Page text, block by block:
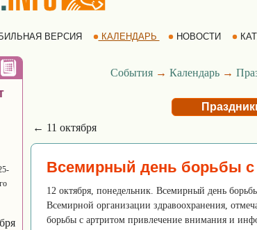
ВЕРСИЯ КАЛЕНДАРЬ НОВОСТИ
События→ Календарь→
← 11 октября
Всемирный день борьбы с
12 октября, понедельник. Всемирный день
Всемирной организации здравоохранения,
борьбы с артритом привлечение внимания и